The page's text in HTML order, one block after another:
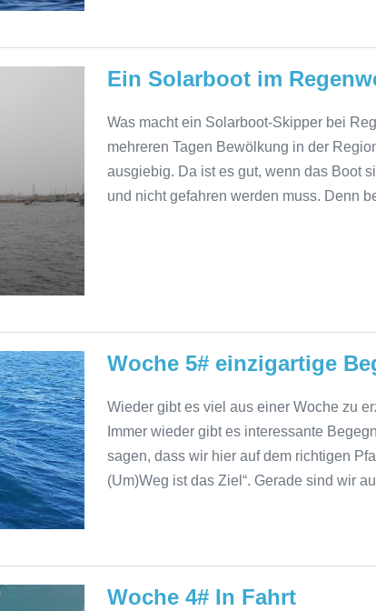
Ein Solarboot im
Was macht ein Solarboot-Skipper bei
mehreren Tagen Bewölkung in der
ausgiebig. Da ist es gut, wenn das Boot
und nicht gefahren werden muss. Denn
Woche 5# einzigartige
Wieder gibt es viel aus einer Woche zu
Immer wieder gibt es interessante
sagen, dass wir hier auf dem richtigen
(Um)Weg ist das Ziel“. Gerade sind wir
Woche 4# In Fahrt